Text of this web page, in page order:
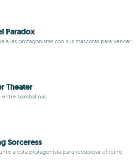
Paradox
a las protagonistas con sus mascotas para vencer
Theater
entre bambalinas
Sorceress
a esta protagonista para recuperar el reino